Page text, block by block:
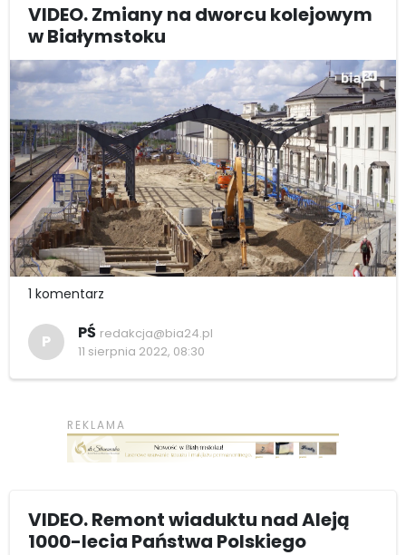
VIDEO. Zmiany na dworcu kolejowym
w Białymstoku
1 komentarz
P PŚ redakcja@bia24.pl
11 sierpnia 2022, 08:30
VIDEO. Remont wiaduktu nad Aleją
1000-lecia Państwa Polskiego